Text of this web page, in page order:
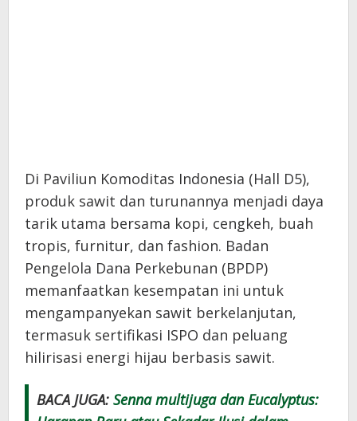
Di Paviliun Komoditas Indonesia (Hall D5),
produk sawit dan turunannya menjadi daya
tarik utama bersama kopi, cengkeh, buah
tropis, furnitur, dan fashion. Badan
Pengelola Dana Perkebunan (BPDP)
memanfaatkan kesempatan ini untuk
mengampanyekan sawit berkelanjutan,
termasuk sertifikasi ISPO dan peluang
hilirisasi energi hijau berbasis sawit.
BACA JUGA: Senna multijuga dan Eucalyptus: